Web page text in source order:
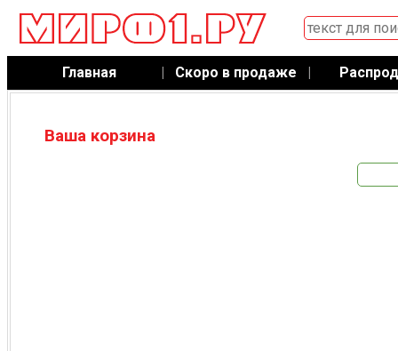
Главная | Скоро в продаже |
Ваша корзина